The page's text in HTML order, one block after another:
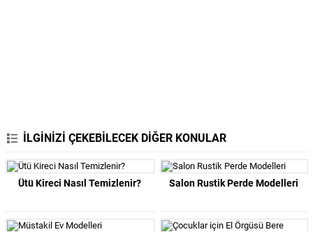
İLGİNİZİ ÇEKEBİLECEK DİĞER KONULAR
Ütü Kireci Nasıl Temizlenir? Salon Rustik Perde Modelleri